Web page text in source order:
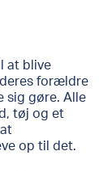
at blive
forældre
sig gøre. Alle
tøj og et
op til det.